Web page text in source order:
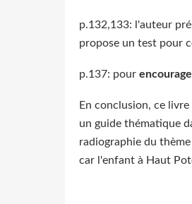
p.132,133: l'auteur
propose un test pour
p.137: pour
En conclusion, ce
un guide thématique
radiographie du
car l'enfant à Haut